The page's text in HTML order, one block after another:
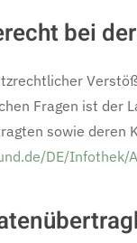
bei
Fragen ist der
sowie deren
DE/